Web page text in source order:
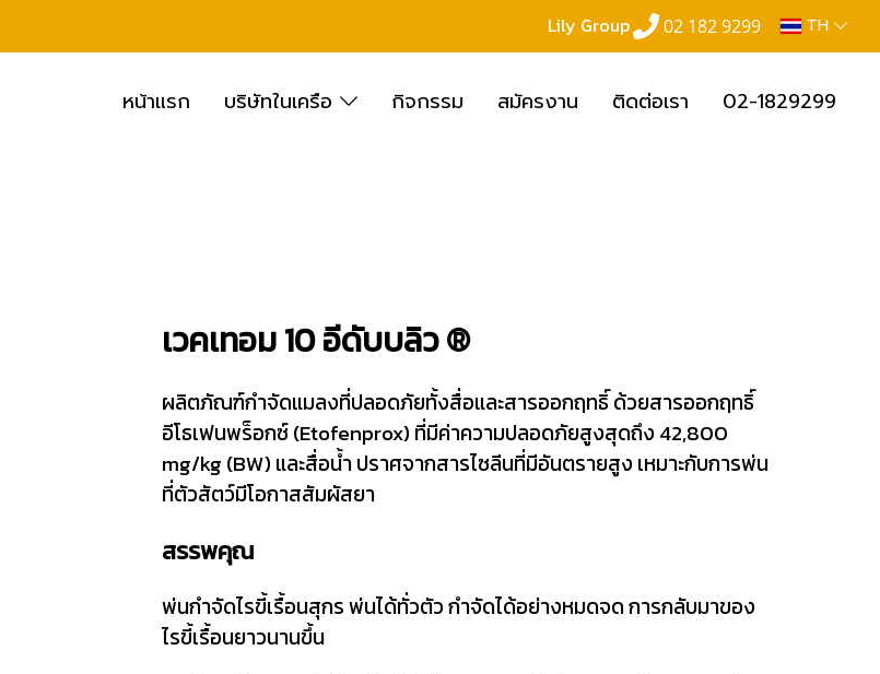
Lily Group 02 182 9299 TH
หน้าแรก บริษัทในเครือ กิจกรรม สมัครงาน ติดต่อเรา 02-1829299
เวคเทอม 10 อีดับบลิว ®
ผลิตภัณฑ์กำจัดแมลงที่ปลอดภัยทั้งสื่อและสารออกฤทธิ์ ด้วยสารออกฤทธิ์
อีโธเฟนพร็อกซ์ (Etofenprox) ที่มีค่าความปลอดภัยสูงสุดถึง 42,800
mg/kg (BW) และสื่อน้ำ ปราศจากสารไซลีนที่มีอันตรายสูง เหมาะกับการพ่น
ที่ตัวสัตว์มีโอกาสสัมผัสยา
สรรพคุณ
พ่นกำจัดไรขี้เรื้อนสุกร พ่นได้ทั่วตัว กำจัดได้อย่างหมดจด การกลับมาของ
ไรขี้เรื้อนยาวนานขึ้น